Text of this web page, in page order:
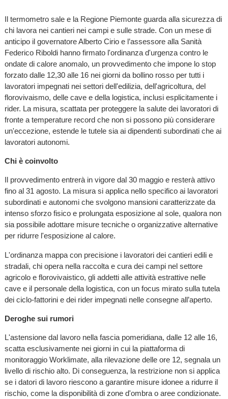
Il termometro sale e la Regione Piemonte guarda alla sicurezza di
chi lavora nei cantieri nei campi e sulle strade. Con un mese di
anticipo il governatore Alberto Cirio e l’assessore alla Sanità
Federico Riboldi hanno firmato l'ordinanza d'urgenza contro le
ondate di calore anomalo, un provvedimento che impone lo stop
forzato dalle 12,30 alle 16 nei giorni da bollino rosso per tutti i
lavoratori impegnati nei settori dell'edilizia, dell'agricoltura, del
florovivaismo, delle cave e della logistica, inclusi esplicitamente i
rider. La misura, scattata per proteggere la salute dei lavoratori di
fronte a temperature record che non si possono più considerare
un'eccezione, estende le tutele sia ai dipendenti subordinati che ai
lavoratori autonomi.
Chi è coinvolto
Il provvedimento entrerà in vigore dal 30 maggio e resterà attivo
fino al 31 agosto. La misura si applica nello specifico ai lavoratori
subordinati e autonomi che svolgono mansioni caratterizzate da
intenso sforzo fisico e prolungata esposizione al sole, qualora non
sia possibile adottare misure tecniche o organizzative alternative
per ridurre l'esposizione al calore.
L'ordinanza mappa con precisione i lavoratori dei cantieri edili e
stradali, chi opera nella raccolta e cura dei campi nel settore
agricolo e florovivaistico, gli addetti alle attività estrattive nelle
cave e il personale della logistica, con un focus mirato sulla tutela
dei ciclo-fattorini e dei rider impegnati nelle consegne all’aperto.
Deroghe sui rumori
L'astensione dal lavoro nella fascia pomeridiana, dalle 12 alle 16,
scatta esclusivamente nei giorni in cui la piattaforma di
monitoraggio Worklimate, alla rilevazione delle ore 12, segnala un
livello di rischio alto. Di conseguenza, la restrizione non si applica
se i datori di lavoro riescono a garantire misure idonee a ridurre il
rischio, come la disponibilità di zone d'ombra o aree condizionate.